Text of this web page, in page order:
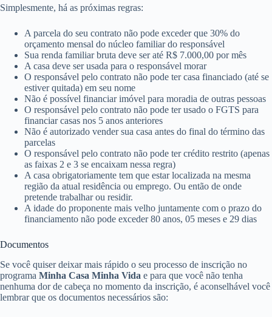
Simplesmente, há as próximas regras:
A parcela do seu contrato não pode exceder que 30% do
orçamento mensal do núcleo familiar do responsável
Sua renda familiar bruta deve ser até R$ 7.000,00 por mês
A casa deve ser usada para o responsável morar
O responsável pelo contrato não pode ter casa financiado (até se
estiver quitada) em seu nome
Não é possível financiar imóvel para moradia de outras pessoas
O responsável pelo contrato não pode ter usado o FGTS para
financiar casas nos 5 anos anteriores
Não é autorizado vender sua casa antes do final do término das
parcelas
O responsável pelo contrato não pode ter crédito restrito (apenas
as faixas 2 e 3 se encaixam nessa regra)
A casa obrigatoriamente tem que estar localizada na mesma
região da atual residência ou emprego. Ou então de onde
pretende trabalhar ou residir.
A idade do proponente mais velho juntamente com o prazo do
financiamento não pode exceder 80 anos, 05 meses e 29 dias
Documentos
Se você quiser deixar mais rápido o seu processo de inscrição no
programa Minha Casa Minha Vida e para que você não tenha
nenhuma dor de cabeça no momento da inscrição, é aconselhável você
lembrar que os documentos necessários são: